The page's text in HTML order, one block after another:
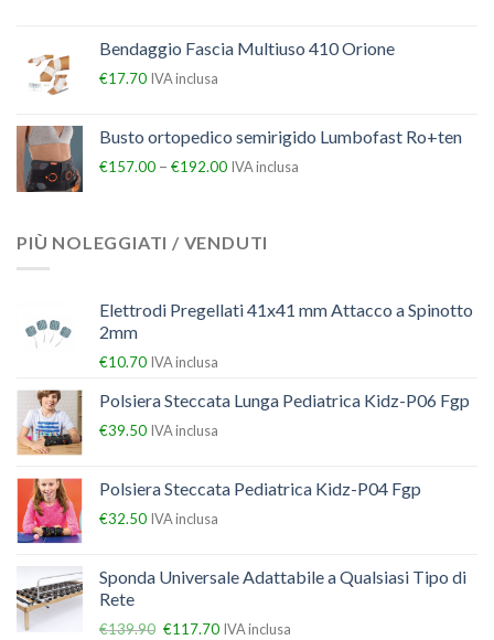
Bendaggio Fascia Multiuso 410 Orione
€17.70 IVA inclusa
Busto ortopedico semirigido Lumbofast Ro+ten
€157.00 – €192.00 IVA inclusa
PIÙ NOLEGGIATI / VENDUTI
Elettrodi Pregellati 41x41 mm Attacco a Spinotto
2mm
€10.70 IVA inclusa
Polsiera Steccata Lunga Pediatrica Kidz-P06 Fgp
€39.50 IVA inclusa
Polsiera Steccata Pediatrica Kidz-P04 Fgp
€32.50 IVA inclusa
Sponda Universale Adattabile a Qualsiasi Tipo di
Rete
€139.90 €117.70 IVA inclusa